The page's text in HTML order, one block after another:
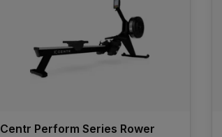
Centr Perform Series Rower